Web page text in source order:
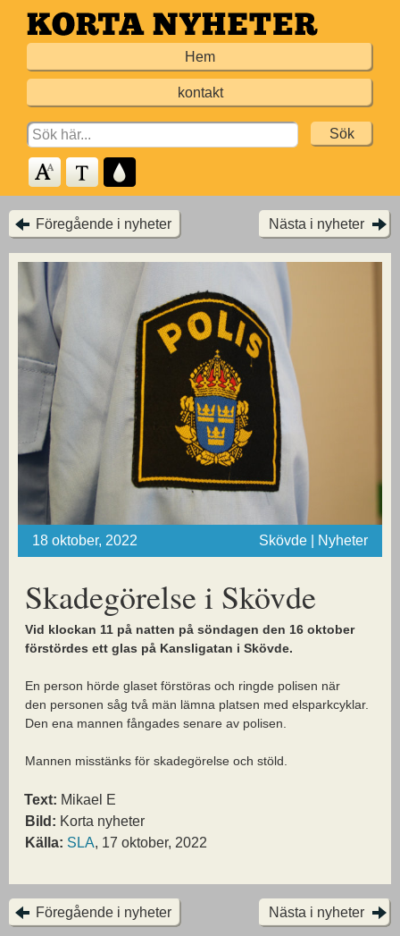
Hoppa
till
Hem
kontakt
Search
for:
Föregående i nyheter Nästa i nyheter
18 oktober, 2022 Skövde | Nyheter
Skadegörelse i Skövde
Vid klockan 11 på natten på söndagen den 16 oktober
förstördes ett glas på Kansligatan i Skövde.
En person hörde glaset förstöras och ringde polisen när
den personen såg två män lämna platsen med elsparkcyklar.
Den ena mannen fångades senare av polisen.
Mannen misstänks för skadegörelse och stöld.
Text: Mikael E
Bild: Korta nyheter
Källa: SLA, 17 oktober, 2022
Föregående i nyheter Nästa i nyheter